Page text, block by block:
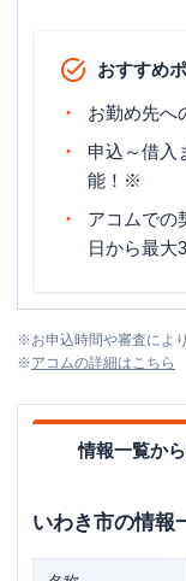
おすすめ
お勤め先へ
申込～借入
能！※
アコムでの
日から最大
※お申込時間や審査によ
※アコムの詳細はこちら
情報一覧か
いわき市の情報